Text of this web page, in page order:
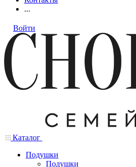
...
Войти
Каталог
Подушки
Подушки